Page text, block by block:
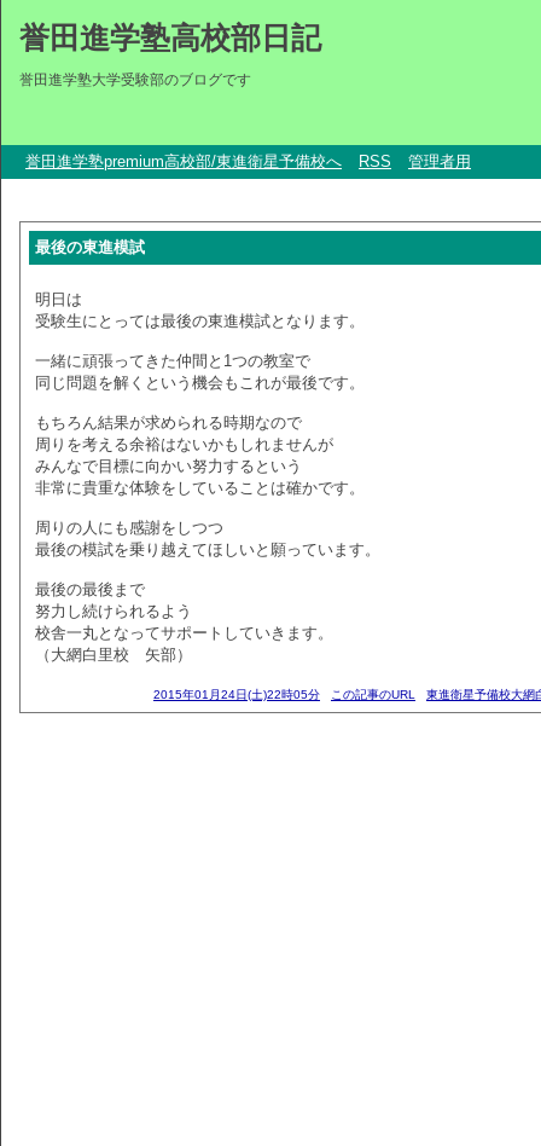
誉田進学塾高校部日記
誉田進学塾大学受験部のブログです
誉田進学塾premium高校部/東進衛星予備校へ RSS 管理者用
最後の東進模試
明日は
受験生にとっては最後の東進模試となります。
一緒に頑張ってきた仲間と1つの教室で
同じ問題を解くという機会もこれが最後です。
もちろん結果が求められる時期なので
周りを考える余裕はないかもしれませんが
みんなで目標に向かい努力するという
非常に貴重な体験をしていることは確かです。
周りの人にも感謝をしつつ
最後の模試を乗り越えてほしいと願っています。
最後の最後まで
努力し続けられるよう
校舎一丸となってサポートしていきます。
（大網白里校 矢部）
2015年01月24日(土)22時05分 この記事のURL 東進衛星予備校大網